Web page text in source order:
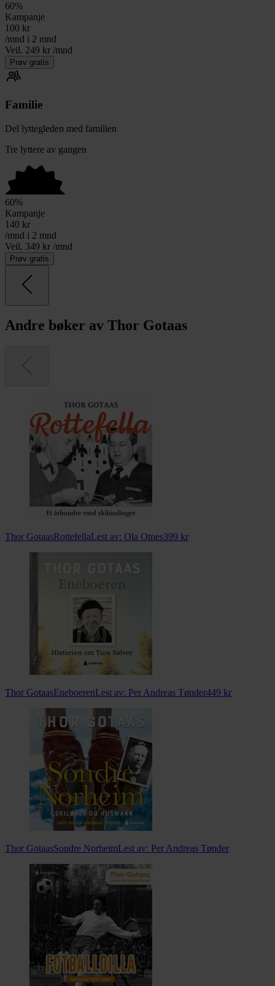
60%
Kampanje
100 kr
/mnd i 2 mnd
Veil. 249 kr /mnd
Prøv gratis
Familie
Del lyttegleden med familien
Tre lyttere av gangen
60%
Kampanje
140 kr
/mnd i 2 mnd
Veil. 349 kr /mnd
Prøv gratis
Andre bøker av Thor Gotaas
Thor GotaasRottefellaLest av: Ola Otnes399 kr
Thor GotaasEneboerenLest av: Per Andreas Tønder449 kr
Thor GotaasSondre NorheimLest av: Per Andreas Tønder